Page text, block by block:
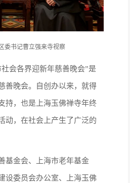
委书记曹立强来寺视察
会各界迎新年慈善晚会”是
善晚会。自创办以来，就得
持，也是上海玉佛禅寺年终
动，在社会上产生了广泛的
基金会、上海市老年基金
设委员会办公室、上海玉佛